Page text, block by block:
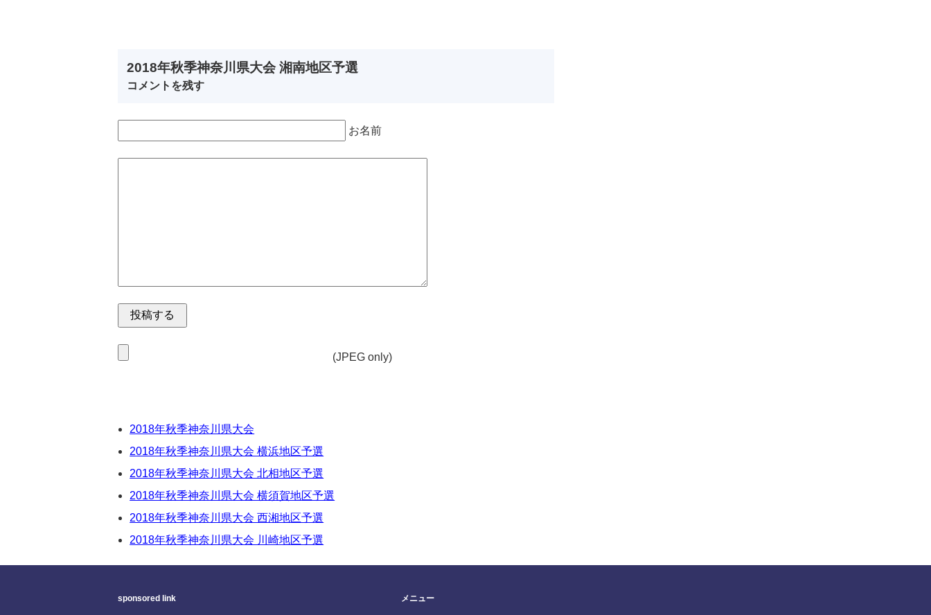
2018年秋季神奈川県大会 湘南地区予選
コメントを残す
お名前
(JPEG only)
2018年秋季神奈川県大会
2018年秋季神奈川県大会 横浜地区予選
2018年秋季神奈川県大会 北相地区予選
2018年秋季神奈川県大会 横須賀地区予選
2018年秋季神奈川県大会 西湘地区予選
2018年秋季神奈川県大会 川崎地区予選
sponsored link メニュー